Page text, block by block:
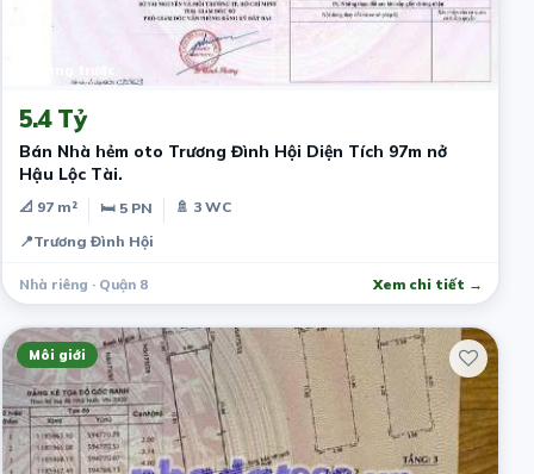
5.4 Tỷ
Bán Nhà hẻm oto Trương Đình Hội Diện Tích 97m nở
Hậu Lộc Tài.
📐 97 m² 🛏 5 PN
🚿 3 WC
📍Trương Đình Hội
Nhà riêng · Quận 8 Xem chi tiết →
Môi giới